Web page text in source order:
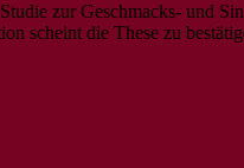
zur Geschmacks- und
scheint die These zu